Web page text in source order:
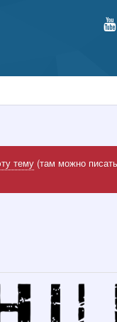
тему(там можно писать